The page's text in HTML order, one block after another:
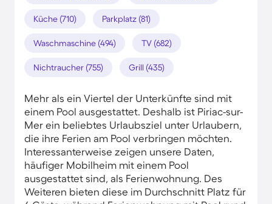
Küche (710) Parkplatz (81)
Waschmaschine (494) TV (682)
Nichtraucher (755) Grill (435)
Mehr als ein Viertel der Unterkünfte sind mit
einem Pool ausgestattet. Deshalb ist Piriac-sur-
Mer ein beliebtes Urlaubsziel unter Urlaubern,
die ihre Ferien am Pool verbringen möchten.
Interessanterweise zeigen unsere Daten,
häufiger Mobilheim mit einem Pool
ausgestattet sind, als Ferienwohnung. Des
Weiteren bieten diese im Durchschnitt Platz für